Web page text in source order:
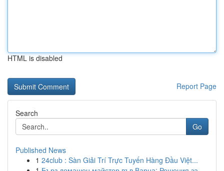
HTML is disabled
Report Page
Search
Go
Published News
1 24club : Sàn Giải Trí Trực Tuyến Hàng Đầu Việt...